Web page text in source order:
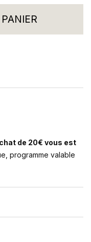
de 20€ vous est
programme valable